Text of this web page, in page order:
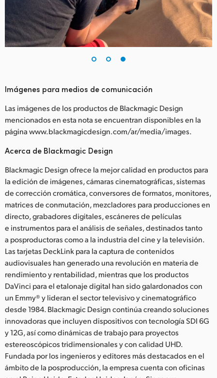
Imágenes para medios de comunicación
Las imágenes de los productos de Blackmagic Design
mencionados en esta nota se encuentran disponibles en la
página www.blackmagicdesign.com/ar/media/images.
Acerca de Blackmagic Design
Blackmagic Design ofrece la mejor calidad en productos para
la edición de imágenes, cámaras cinematográficas, sistemas
de corrección cromática, conversores de formatos, monitores,
matrices de conmutación, mezcladores para producciones en
directo, grabadores digitales, escáneres de películas
e instrumentos para el análisis de señales, destinados tanto
a posproductoras como a la industria del cine y la televisión.
Las tarjetas DeckLink para la captura de contenidos
audiovisuales han generado una revolución en materia de
rendimiento y rentabilidad, mientras que los productos
DaVinci para el etalonaje digital han sido galardonados con
un Emmy® y lideran el sector televisivo y cinematográfico
desde 1984. Blackmagic Design continúa creando soluciones
innovadoras que incluyen dispositivos con tecnología SDI 6G
y 12G, así como dinámicas de trabajo para proyectos
estereoscópicos tridimensionales y con calidad UHD.
Fundada por los ingenieros y editores más destacados en el
ámbito de la posproducción, la empresa cuenta con oficinas